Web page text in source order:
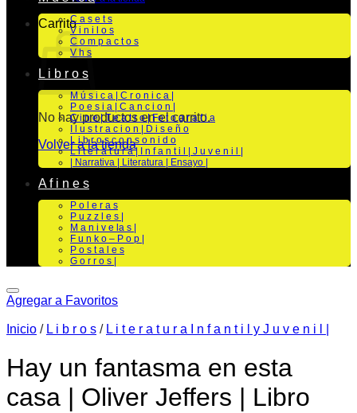
Carrito
No hay productos en el carrito.
Volver a la tienda
C a s e t s
V i n i l o s
C o m p a c t o s
V h s
L i b r o s
M ú s i c a | C r o n i c a |
P o e s i a | C a n c i o n |
C i n e | T e a t r o | Fo t o g r a f i a
I l u s t r a c i o n | D i s e ñ o
L i b r o s c o n s o n i d o
L i t e r a t u r a | I n f a n t i l | J u v e n i l |
| Narrativa | Literatura | Ensayo |
A f i n e s
P o l e r a s
P u z z l e s |
M a n i v e la s |
F u n k o – P o p |
P o s t a l e s
G o r r o s |
Agregar a Favoritos
Inicio / L i b r o s / L i t e r a t u r a I n f a n t i l y J u v e n i l |
Hay un fantasma en esta
casa | Oliver Jeffers | Libro